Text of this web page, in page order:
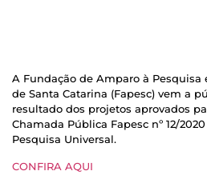
A Fundação de Amparo à Pesquisa
de Santa Catarina (Fapesc) vem a
resultado dos projetos aprovados
Chamada Pública Fapesc nº 12/
Pesquisa Universal.
CONFIRA AQUI